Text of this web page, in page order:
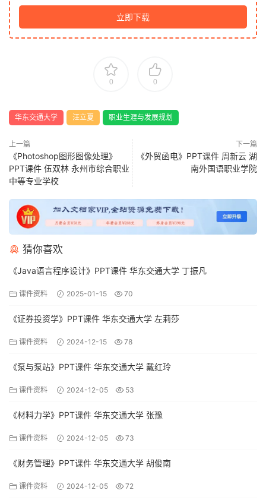
立即下载
0 0
华东交通大学 汪立夏 职业生涯与发展规划
上一篇
《Photoshop图形图像处理》
PPT课件 伍双林 永州市综合职业
中等专业学校
下一篇
《外贸函电》PPT课件 周新云 湖
南外国语职业学院
猜你喜欢
《Java语言程序设计》PPT课件 华东交通大学 丁振凡
课件资料 2025-01-15 70
《证券投资学》PPT课件 华东交通大学 左莉莎
课件资料 2024-12-15 78
《泵与泵站》PPT课件 华东交通大学 戴红玲
课件资料 2024-12-05 53
《材料力学》PPT课件 华东交通大学 张豫
课件资料 2024-12-05 73
《财务管理》PPT课件 华东交通大学 胡俊南
课件资料 2024-12-05 72